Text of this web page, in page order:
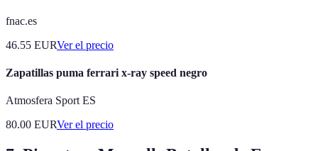
fnac.es
46.55 EURVer el precio
Zapatillas puma ferrari x-ray speed negro
Atmosfera Sport ES
80.00 EURVer el precio